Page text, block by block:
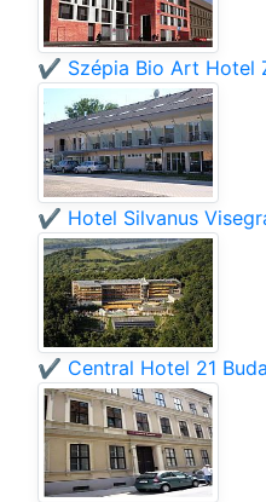
✔️ Szépia Bio Art Hotel
✔️ Hotel Silvanus
✔️ Central Hotel 21